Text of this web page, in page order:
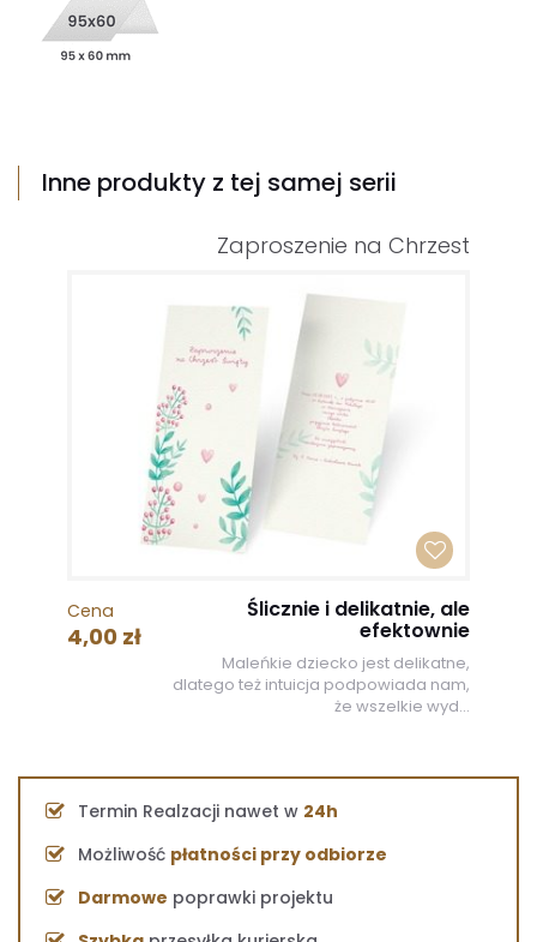
Inne produkty z tej samej serii
Zaproszenie na Chrzest
Cena
4,00 zł
Ślicznie i delikatnie, ale
efektownie
Maleńkie dziecko jest delikatne,
dlatego też intuicja podpowiada nam,
że wszelkie wyd...
Termin Realzacji nawet w 24h
Możliwość płatności przy odbiorze
Darmowe poprawki projektu